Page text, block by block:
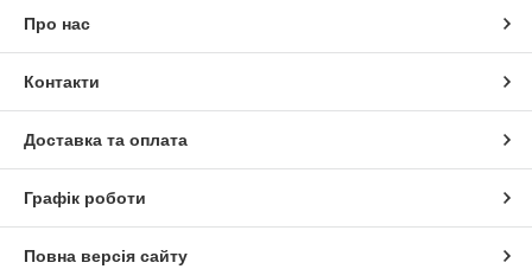
Про нас
Контакти
Доставка та оплата
Графік роботи
Повна версія сайту